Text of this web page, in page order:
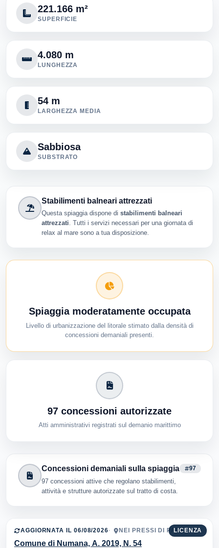
221.166 m²
SUPERFICIE
4.080 m
LUNGHEZZA
54 m
LARGHEZZA MEDIA
Sabbiosa
SUBSTRATO
Stabilimenti balneari attrezzati
Questa spiaggia dispone di stabilimenti balneari
attrezzati. Tutti i servizi necessari per una giornata di
relax al mare sono a tua disposizione.
Spiaggia moderatamente occupata
Livello di urbanizzazione del litorale stimato dalla densità di
concessioni demaniali presenti.
97 concessioni autorizzate
Atti amministrativi registrati sul demanio marittimo
Concessioni demaniali sulla spiaggia
97 concessioni attive che regolano stabilimenti,
attività e strutture autorizzate sul tratto di costa.
97
LICENZA
AGGIORNATA IL 06/08/2026 NEI PRESSI DI PARASOL
Comune di Numana, A. 2019, N. 54